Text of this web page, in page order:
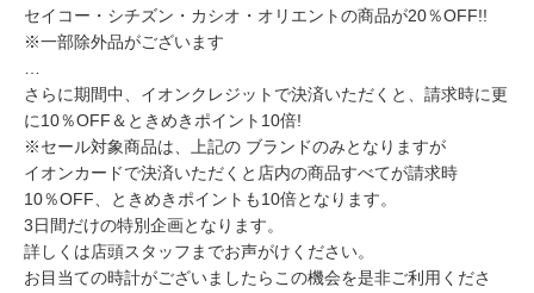
セイコー・シチズン・カシオ・オリエントの商品が20％OFF!!
※一部除外品がございます
さらに期間中、イオンクレジットで決済いただくと、請求時に更
に10％OFF＆ときめきポイント10倍!
※セール対象商品は、上記の ブランドのみとなりますが
イオンカードで決済いただくと店内の商品すべてが請求時
10％OFF、ときめきポイントも10倍となります。
3日間だけの特別企画となります。
詳しくは店頭スタッフまでお声がけください。
お目当ての時計がございましたらこの機会を是非ご利用くださ